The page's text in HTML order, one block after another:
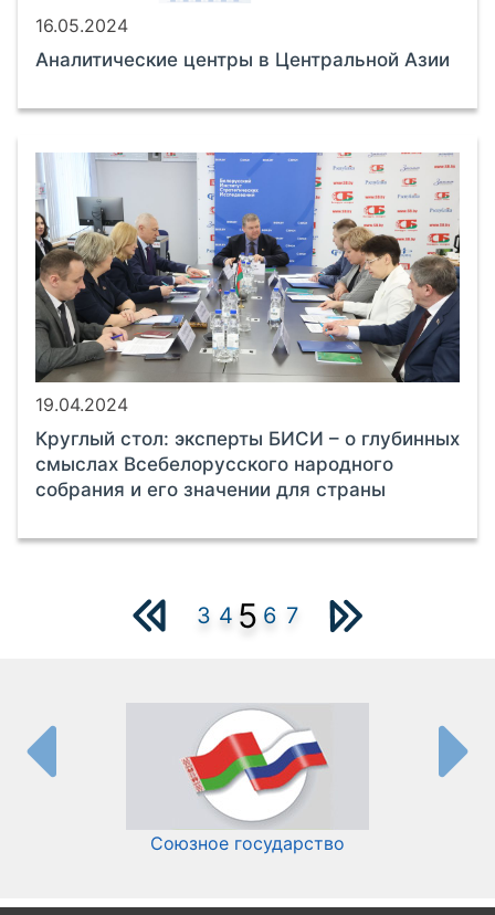
16.05.2024
Аналитические центры в Центральной Азии
19.04.2024
Круглый стол: эксперты БИСИ – о глубинных
смыслах Всебелорусского народного
собрания и его значении для страны
3 4 5 6 7
Союзное государство